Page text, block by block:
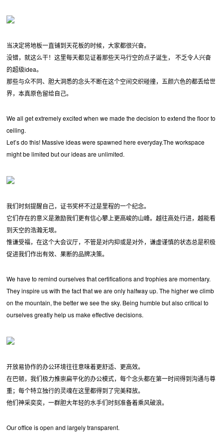
当决定将地板一直铺到天花板的时候，大家都很兴奋。
没错，就这么干！这里每天都见证着那些天马行空的点子诞生， 不乏令人兴奋
的超级idea。
那些与众不同、胆大洞悉的念头不断在这个空间交织碰撞，五颜六色的都丢给世
界，本真原色留给自己。
We all get extremely excited when we made the decision to extend the floor to
ceiling.
Let’s do this! Massive ideas were spawned here everyday.The workspace
might be limited but our ideas are unlimited.
我们时刻提醒自己，证书奖杯不过是里程的一个纪念。
它们存在的意义是激励我们更有信心攀上更高峻的山峰。越往高处行进，越能看
到天空的浩瀚无垠。
惟谦受福，在这个大会议厅，不管是对内抑或是对外，谦虚谨慎的状态总是积极
促进我们作出有效、果断的品牌决策。
We have to remind ourselves that certifications and trophies are momentary.
They inspire us with the fact that we are only halfway up. The higher we climb
on the mountain, the better we see the sky. Being humble but also critical to
ourselves greatly help us make effective decisions.
开放易协作的办公环境往往意味着更舒适、更高效。
在巴顿，我们极力推崇扁平化的办公模式，每个念头都在第一时间得到沟通与尊
重；每个特立独行的灵魂在这里都得到了完美释放。
他们神采奕奕，一群胆大年轻的水手们时刻准备着乘风破浪。
Our office is open and largely transparent.